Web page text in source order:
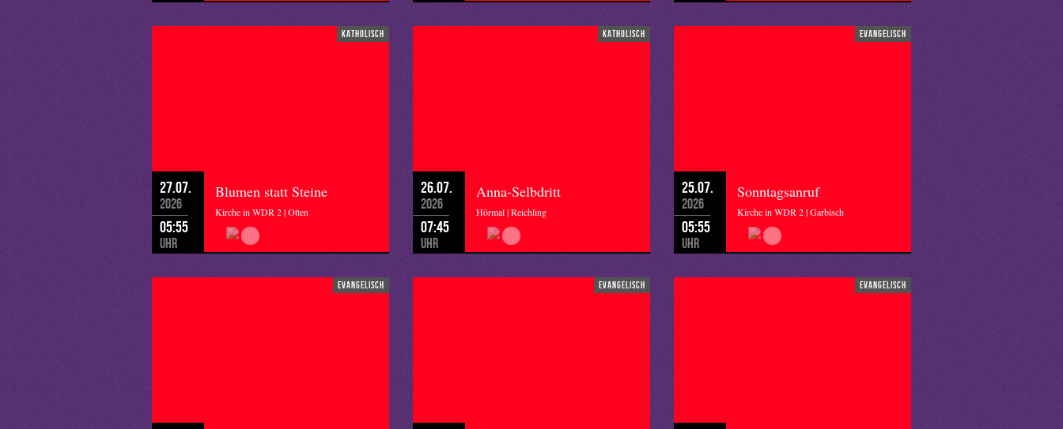
katholisch
27.07.
2026
05:55
Uhr
Blumen statt Steine
Kirche in WDR 2 | Otten
katholisch
26.07.
2026
07:45
Uhr
Anna-Selbdritt
Hörmal | Reichling
evangelisch
25.07.
2026
05:55
Uhr
Sonntagsanruf
Kirche in WDR 2 | Garbisch
evangelisch evangelisch evangelisch